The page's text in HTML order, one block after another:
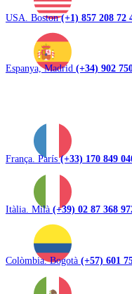
USA. Boston(+1) 857 208 72
Espanya, Madrid (+34) 902
França. París(+33) 170 849
Itàlia. Milà (+39) 02 87 368
Colòmbia. Bogotà (+57) 601